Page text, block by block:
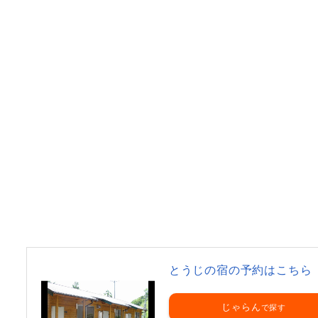
とうじの宿の予約はこちら
じゃらん